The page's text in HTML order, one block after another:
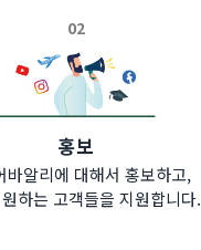
02
홍보
바알리에 대해서 홍보하고,
하는 고객들을 지원합니다.